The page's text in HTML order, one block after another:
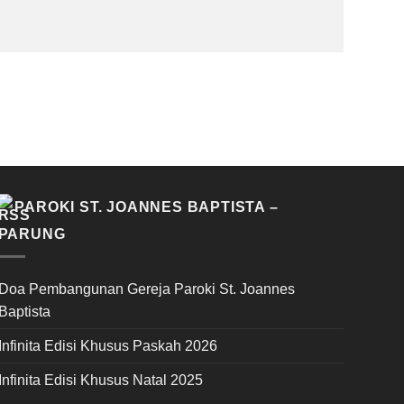
PAROKI ST. JOANNES BAPTISTA –
PARUNG
Doa Pembangunan Gereja Paroki St. Joannes
Baptista
Infinita Edisi Khusus Paskah 2026
Infinita Edisi Khusus Natal 2025